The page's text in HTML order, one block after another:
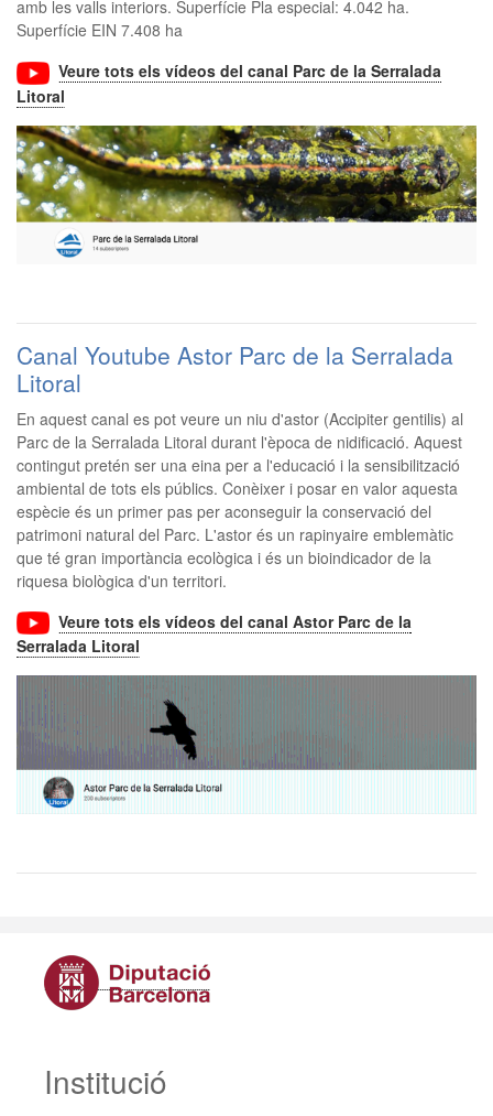
amb les valls interiors. Superfície Pla especial: 4.042 ha.
Superfície EIN 7.408 ha
Veure tots els vídeos del canal Parc de la Serralada
Litoral
Canal Youtube Astor Parc de la Serralada
Litoral
En aquest canal es pot veure un niu d'astor (Accipiter gentilis) al
Parc de la Serralada Litoral durant l'època de nidificació. Aquest
contingut pretén ser una eina per a l'educació i la sensibilització
ambiental de tots els públics. Conèixer i posar en valor aquesta
espècie és un primer pas per aconseguir la conservació del
patrimoni natural del Parc. L'astor és un rapinyaire emblemàtic
que té gran importància ecològica i és un bioindicador de la
riquesa biològica d'un territori.
Veure tots els vídeos del canal Astor Parc de la
Serralada Litoral
Institució